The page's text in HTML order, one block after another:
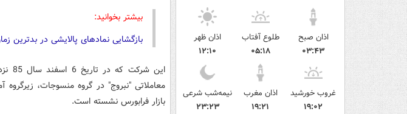
اذان صبح
۰۳:۴۳
طلوع آفتاب
۰۵:۱۸
اذان ظهر
۱۲:۱۰
غروب خورشید
۱۹:۰۲
اذان مغرب
۱۹:۲۱
نیمه‌شب شرعی
۲۳:۲۳
بیشتر بخوانید:
بازگشایی نمادهای پالایشی در بدترین
معاملاتی "نبروج" در گروه منسوجات، زیرگروه
بازار فرابورس نشسته است.